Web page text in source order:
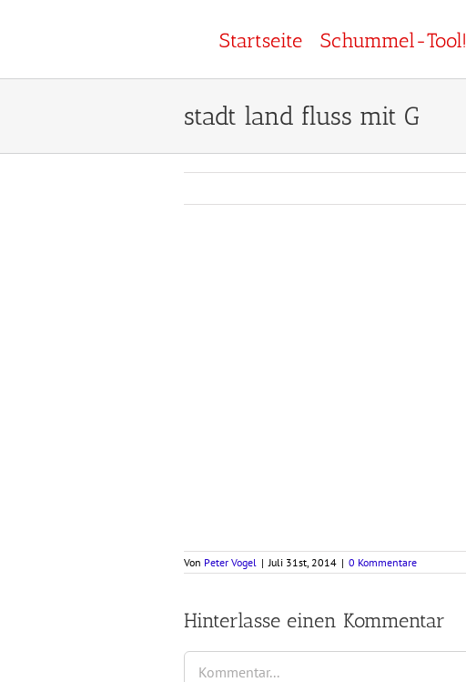
Startseite Schummel-Tool!
stadt land fluss mit G
Von Peter Vogel | Juli 31st, 2014 | 0 Kommentare
Hinterlasse einen Kommentar
Kommentar